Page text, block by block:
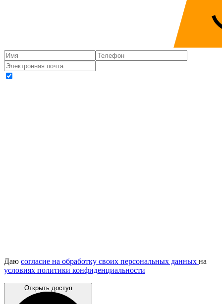
Даю согласие на обработку своих персональных данных на
условиях политики конфиденциальности
Открыть доступ